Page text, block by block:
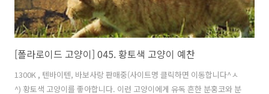
[폴라로이드 고양이] 045. 황토색 고양이 예찬
1300K , 텐바이텐, 바보사랑 판매중(사이트명 클릭하면 이동합니다^ㅅ
^) 황토색 고양이를 좋아합니다. 이런 고양이에게 유독 흔한 분홍코와 분